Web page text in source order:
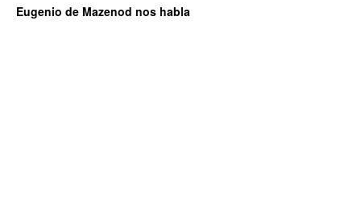
Eugenio de Mazenod nos habla